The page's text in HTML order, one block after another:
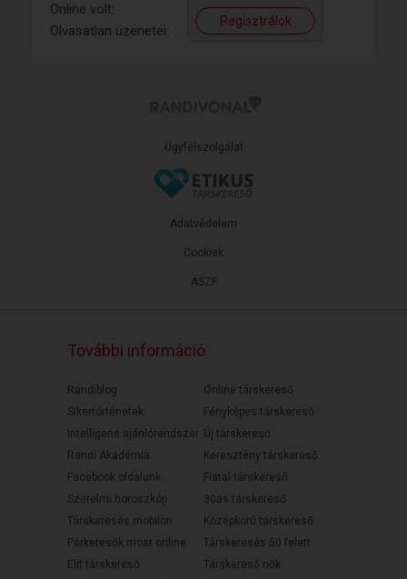
Online volt:
Olvasatlan üzenetei:
Regisztrálok
Ügyfélszolgálat
ÁSZF
Adatvédelem
Cookiek
További információ
Randiblog
Sikertörténetek
Intelligens ajánlórendszer
Randi Akadémia
Facebook oldalunk
Szerelmi horoszkóp
Társkeresés mobilon
Párkeresők most online
Elit társkereső
Online társkereső
Fényképes társkereső
Új társkereső
Keresztény társkereső
Fiatal társkereső
30as társkereső
Középkorú társkereső
Társkeresés 50 felett
Társkereső nők